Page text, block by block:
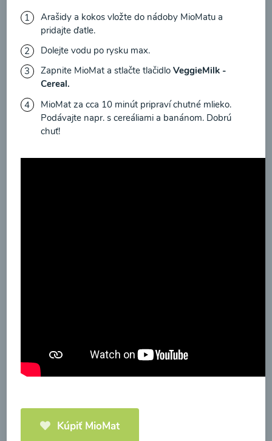
Brokolicové cappuccino
Načítať ďalšie
kaša
Arašidy a kokos vložte do nádoby MioMatu a
pridajte ďatle.
Dolejte vodu po rysku max.
Zapnite MioMat a stlačte tlačidloVeggieMilk -
Cereal.
MioMat za cca 10 minút pripraví chutné mlieko.
Podávajte napr. s cereáliami a banánom. Dobrú
chuť!
Kúpiť MioMat
prečítal(a) informácie o Ochrane osobných
údajov